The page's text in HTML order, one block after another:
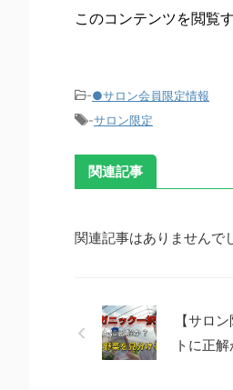
このコンテンツを閲覧
-●サロン会員限定情報
-サロン限定
関連記事
関連記事はありませんで
【サロ
トに正